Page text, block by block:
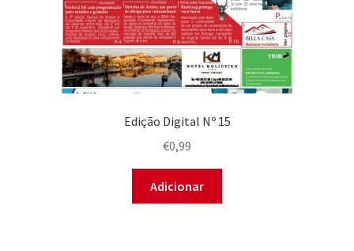
Edição Digital Nº 15
€0,99
Adicionar